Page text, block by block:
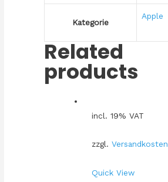
Kategorie
Apple
Related
products
incl. 19% VAT
zzgl. Versandkosten
Quick View